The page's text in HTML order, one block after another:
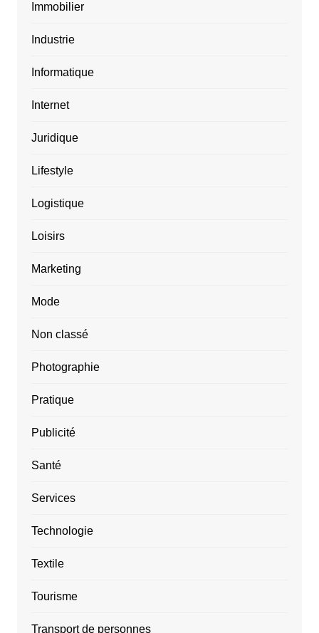
Immobilier
Industrie
Informatique
Internet
Juridique
Lifestyle
Logistique
Loisirs
Marketing
Mode
Non classé
Photographie
Pratique
Publicité
Santé
Services
Technologie
Textile
Tourisme
Transport de personnes